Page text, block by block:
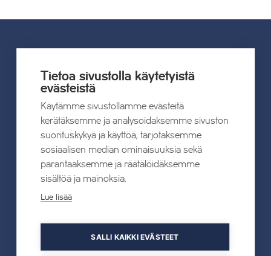
Kaikki uutiset
22.07.2026
Tahkon Talviteatterissa nauretaan
suomalaiselle arjelle
Lue lisää
Tietoa sivustolla käytetyistä
evästeistä
Käytämme sivustollamme evästeitä
kerätäksemme ja analysoidaksemme sivuston
suorituskykyä ja käyttöä, tarjotaksemme
sosiaalisen median ominaisuuksia sekä
parantaaksemme ja räätälöidäksemme
sisältöä ja mainoksia.
Lue lisää
SALLI KAIKKI EVÄSTEET